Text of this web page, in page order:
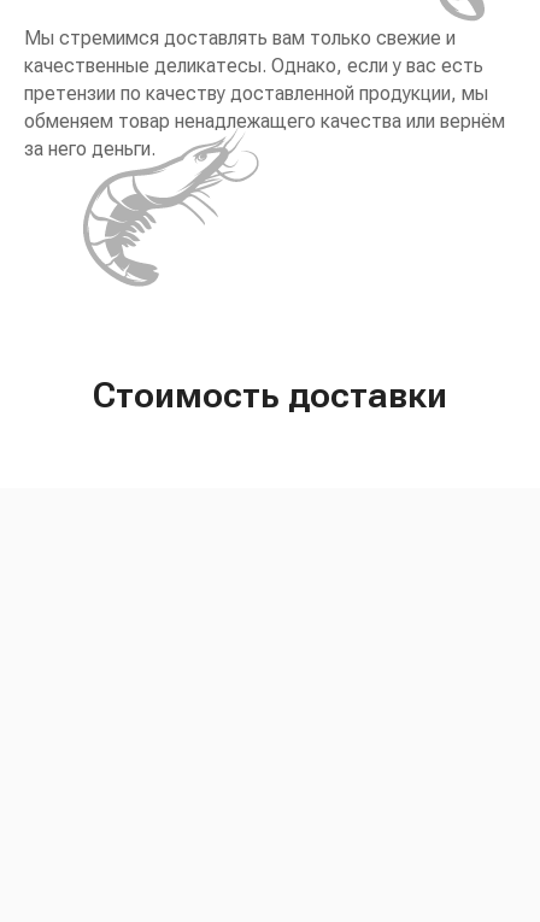
Мы стремимся доставлять вам только свежие и
качественные деликатесы. Однако, если у вас есть
претензии по качеству доставленной продукции, мы
обменяем товар ненадлежащего качества или вернём
за него деньги.
Стоимость доставки